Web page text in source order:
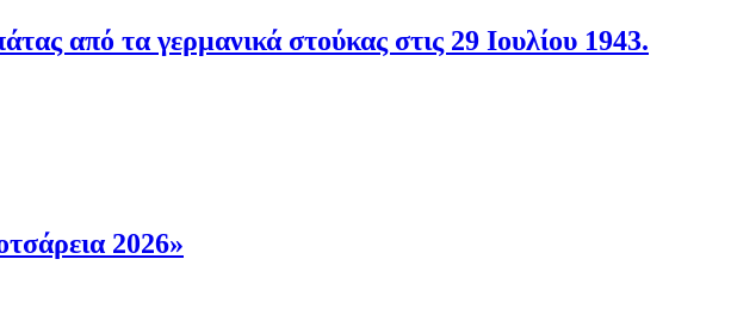
από τα γερμανικά στούκας στις 29 Ιουλίου 1943.
2026»